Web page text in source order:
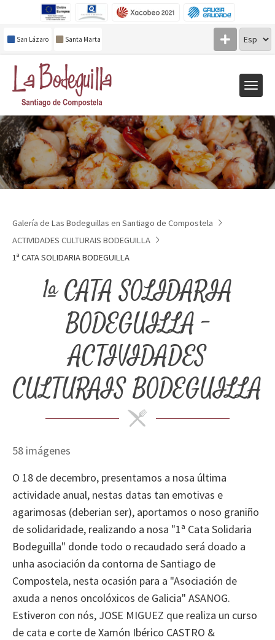
San Lázaro Santa Marta
Galería de Las Bodeguillas en Santiago de Compostela
ACTIVIDADES CULTURAIS BODEGUILLA
1ª CATA SOLIDARIA BODEGUILLA
1ª CATA SOLIDARIA
BODEGUILLA -
ACTIVIDADES
CULTURAIS BODEGUILLA
58 imágenes
O 18 de decembro, presentamos a nosa última
actividade anual, nestas datas tan emotivas e
agarimosas (deberian ser), aportamos o noso graniño
de solidaridade, realizando a nosa "1ª Cata Solidaria
Bodeguilla" donde todo o recaudado será doado a
unha asociación da contorna de Santiago de
Compostela, nesta ocasión para a "Asociación de
axuda a nenos oncolóxicos de Galicia" ASANOG.
Estiveron con nós, JOSE MIGUEZ que realiza un curso
de cata e corte de Xamón Ibérico CASTRO &